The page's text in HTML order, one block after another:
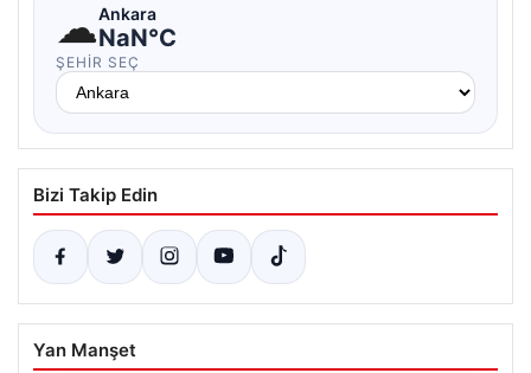
☁Ankara
NaN°C
ŞEHIR SEÇ
Bizi Takip Edin
Yan Manşet